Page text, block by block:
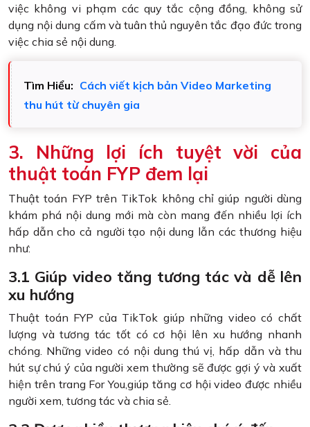
việc không vi phạm các quy tắc cộng đồng, không sử
dụng nội dung cấm và tuân thủ nguyên tắc đạo đức trong
việc chia sẻ nội dung.
Tìm Hiểu: Cách viết kịch bản Video Marketing
thu hút từ chuyên gia
3. Những lợi ích tuyệt vời của
thuật toán FYP đem lại
Thuật toán FYP trên TikTok không chỉ giúp người dùng
khám phá nội dung mới mà còn mang đến nhiều lợi ích
hấp dẫn cho cả người tạo nội dung lẫn các thương hiệu
như:
3.1 Giúp video tăng tương tác và dễ lên
xu hướng
Thuật toán FYP của TikTok giúp những video có chất
lượng và tương tác tốt có cơ hội lên xu hướng nhanh
chóng. Những video có nội dung thú vị, hấp dẫn và thu
hút sự chú ý của người xem thường sẽ được gợi ý và xuất
hiện trên trang For You,giúp tăng cơ hội video được nhiều
người xem, tương tác và chia sẻ.